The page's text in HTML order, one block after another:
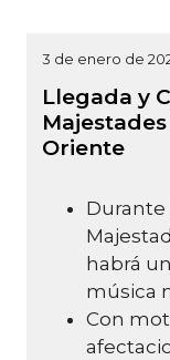
3 de enero de
Llegada y
Oriente
Durante
habrá
música
Con